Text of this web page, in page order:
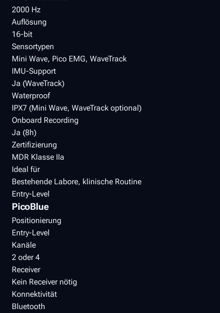
2000 Hz
Auflösung
16-bit
Sensortypen
Mini Wave, Pico EMG, WaveTrack
IMU-Support
Ja (WaveTrack)
Waterproof
IPX7 (Mini Wave, WaveTrack optional)
Onboard Recording
Ja (8h)
Zertifizierung
MDR Klasse IIa
Ideal für
Bestehende Labore, klinische Routine
Entry-Level
PicoBlue
Positionierung
Entry-Level
Kanäle
2 oder 4
Receiver
Kein Receiver nötig
Konnektivität
Bluetooth